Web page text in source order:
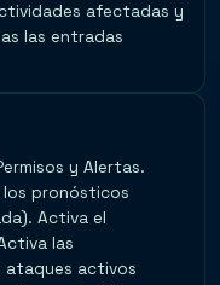
afectadas y
las entradas
y Alertas.
los pronósticos
Activa el
las
ataques activos